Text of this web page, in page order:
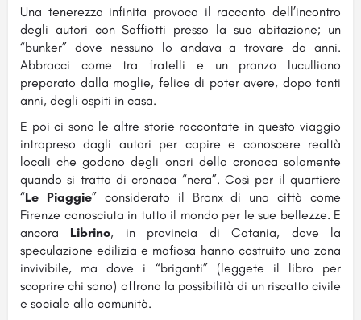
Una tenerezza infinita provoca il racconto dell’incontro
degli autori con Saffiotti presso la sua abitazione; un
“bunker” dove nessuno lo andava a trovare da anni.
Abbracci come tra fratelli e un pranzo luculliano
preparato dalla moglie, felice di poter avere, dopo tanti
anni, degli ospiti in casa.
E poi ci sono le altre storie raccontate in questo viaggio
intrapreso dagli autori per capire e conoscere realtà
locali che godono degli onori della cronaca solamente
quando si tratta di cronaca “nera”. Così per il quartiere
“Le Piaggie” considerato il Bronx di una città come
Firenze conosciuta in tutto il mondo per le sue bellezze. E
ancora Librino, in provincia di Catania, dove la
speculazione edilizia e mafiosa hanno costruito una zona
invivibile, ma dove i “briganti” (leggete il libro per
scoprire chi sono) offrono la possibilità di un riscatto civile
e sociale alla comunità.